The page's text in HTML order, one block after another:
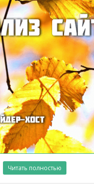
Читать полностью